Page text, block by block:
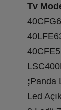
Tv
;Panda
Led